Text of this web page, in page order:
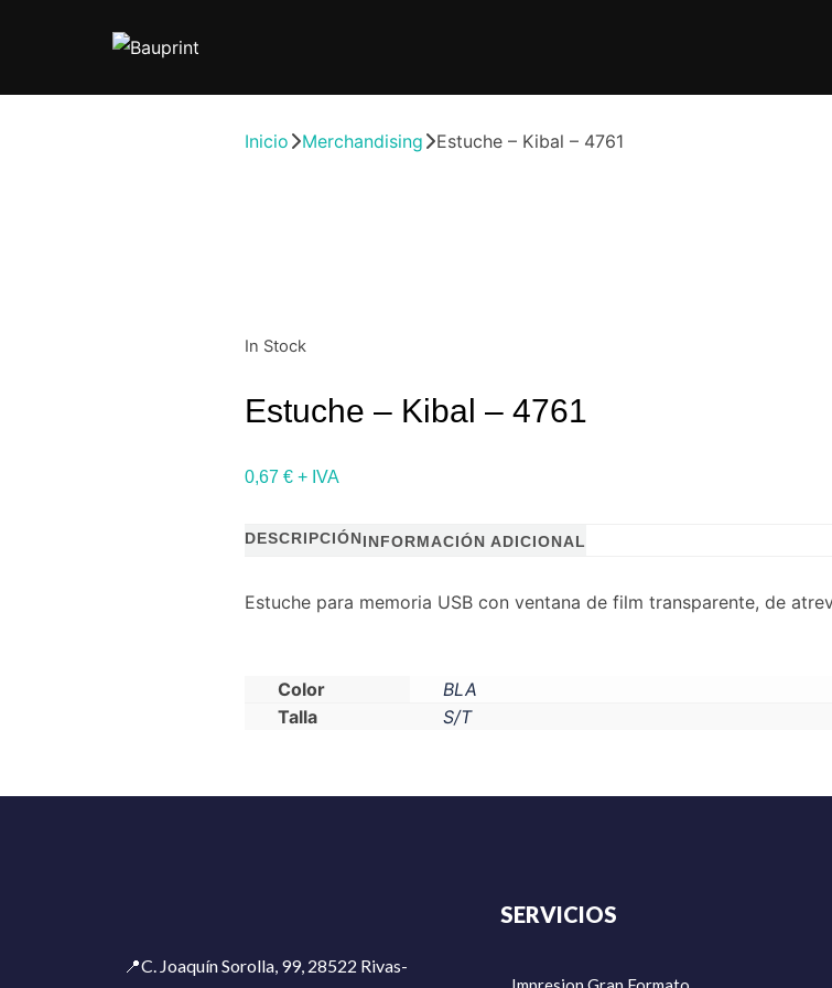
Inicio Merchandising Estuche – Kibal – 4761
In Stock
Estuche – Kibal – 4761
0,67 € + IVA
DESCRIPCIÓNINFORMACIÓN ADICIONAL
Estuche para memoria USB con ventana de film transparente, de
Color
BLA
Talla
S/T
📍C. Joaquín Sorolla, 99, 28522 Rivas-
SERVICIOS